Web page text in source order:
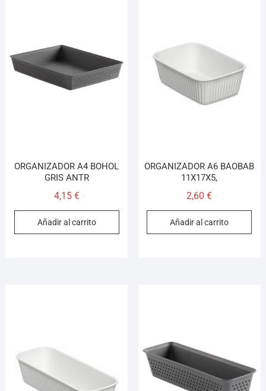
ORGANIZADOR A4 BOHOL
GRIS ANTR
4,15 €
Añadir al carrito
ORGANIZADOR A6 BAOBAB
11X17X5,
2,60€
Añadir al carrito